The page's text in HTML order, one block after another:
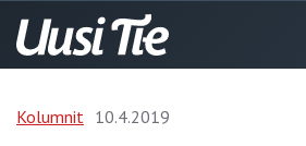
Kolumnit 10.4.2019